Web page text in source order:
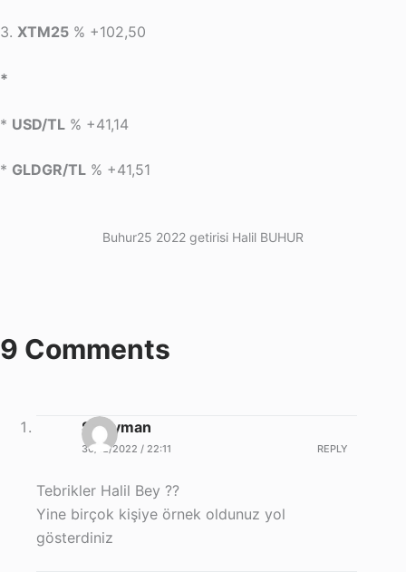
3. XTM25 % +102,50
*
* USD/TL % +41,14
* GLDGR/TL % +41,51
Buhur25 2022 getirisi Halil BUHUR
9 Comments
Süleyman
30/12/2022 / 22:11 REPLY
Tebrikler Halil Bey ??
Yine birçok kişiye örnek oldunuz yol
gösterdiniz